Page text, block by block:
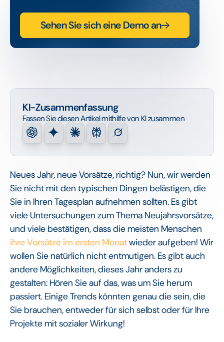
KI-Zusammenfassung
Fassen Sie diesen Artikel mithilfe von KI zusammen
Neues Jahr, neue Vorsätze, richtig? Nun, wir werden
Sie nicht mit den typischen Dingen belästigen, die
Sie in Ihren Tagesplan aufnehmen sollten. Es gibt
viele Untersuchungen zum Thema Neujahrsvorsätze,
und viele bestätigen, dass die meisten Menschen
ihre Vorsätze im ersten Monatwieder aufgeben! Wir
wollen Sie natürlich nicht entmutigen. Es gibt auch
andere Möglichkeiten, dieses Jahr anders zu
gestalten: Hören Sie auf das, was um Sie herum
passiert. Einige Trends könnten genau die sein, die
Sie brauchen, entweder für sich selbst oder für Ihre
Projekte mit sozialer Wirkung!
Sehen Sie sich eine Demo an